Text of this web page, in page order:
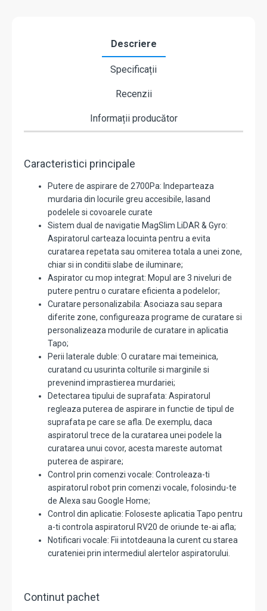
Descriere
Specificații
Recenzii
Informații producător
Caracteristici principale
Putere de aspirare de 2700Pa: Indeparteaza
murdaria din locurile greu accesibile, lasand
podelele si covoarele curate
Sistem dual de navigatie MagSlim LiDAR & Gyro:
Aspiratorul carteaza locuinta pentru a evita
curatarea repetata sau omiterea totala a unei zone,
chiar si in conditii slabe de iluminare;
Aspirator cu mop integrat: Mopul are 3 niveluri de
putere pentru o curatare eficienta a podelelor;
Curatare personalizabila: Asociaza sau separa
diferite zone, configureaza programe de curatare si
personalizeaza modurile de curatare in aplicatia
Tapo;
Perii laterale duble: O curatare mai temeinica,
curatand cu usurinta colturile si marginile si
prevenind imprastierea murdariei;
Detectarea tipului de suprafata: Aspiratorul
regleaza puterea de aspirare in functie de tipul de
suprafata pe care se afla. De exemplu, daca
aspiratorul trece de la curatarea unei podele la
curatarea unui covor, acesta mareste automat
puterea de aspirare;
Control prin comenzi vocale: Controleaza-ti
aspiratorul robot prin comenzi vocale, folosindu-te
de Alexa sau Google Home;
Control din aplicatie: Foloseste aplicatia Tapo pentru
a-ti controla aspiratorul RV20 de oriunde te-ai afla;
Notificari vocale: Fii intotdeauna la curent cu starea
curateniei prin intermediul alertelor aspiratorului.
Continut pachet